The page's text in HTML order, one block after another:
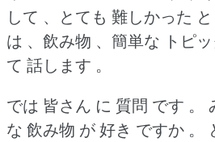
して 、とても 難しかった
は 、飲み物 、簡単な トピ
て 話します 。
では 皆さん に 質問 です 。
な 飲み物 が 好き ですか 。